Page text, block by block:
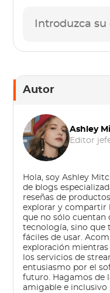
Autor
Ashley
Editor
Hola, soy Ashley
de blogs
reseñas de
explorar y compartir
que no sólo cuentan
tecnología, sino que
fáciles de usar.
exploración
los servicios de
entusiasmo por el
futuro. Hagamos de
amigable e inclusivo